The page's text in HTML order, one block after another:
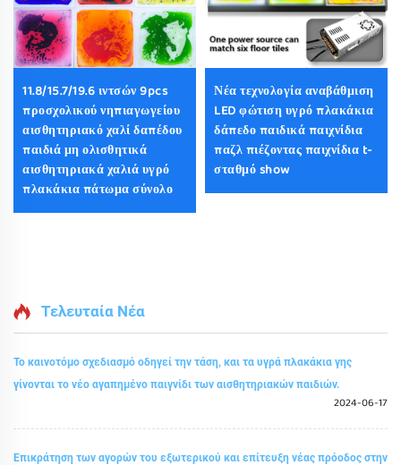
11.8/15.7/19.6 ιντσών 9pcs
προσχολικού νηπιαγωγείου
αισθητηριακό χαλί δαπέδου
παιδιά μη ολισθητικά
αισθητηριακά χαλιά υγρό
πλακάκια πάτωμα σύνολο
Νέα τεχνολογία αναβάθμιση
LED φώτιση υγρό πλακάκια
δάπεδο παιδικά παιχνίδια
παζλ πιέζοντας παιχνίδια t-
σταθμό show
Τελευταία Νέα
Το καινοτόμο σχεδιασμό οδηγεί την τάση, και τα υγρά πλακάκια γης
γίνονται το νέο αγαπημένο παιγνίδι των αισθητηριακών παιδιών.
2024-06-17
Επικράτηση των αγορών του εξωτερικού και επίτευξη νέας πρόοδος στην